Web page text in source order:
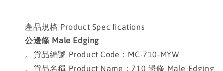
產品規格 Product Specifications
公邊條 Male Edging
。貨品編號 Product Code：MC-710-MYW
。貨品名稱 Product Name：710 邊條 Male Edging